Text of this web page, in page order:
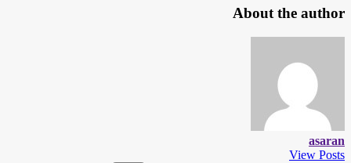
About the author
asaran
View Posts